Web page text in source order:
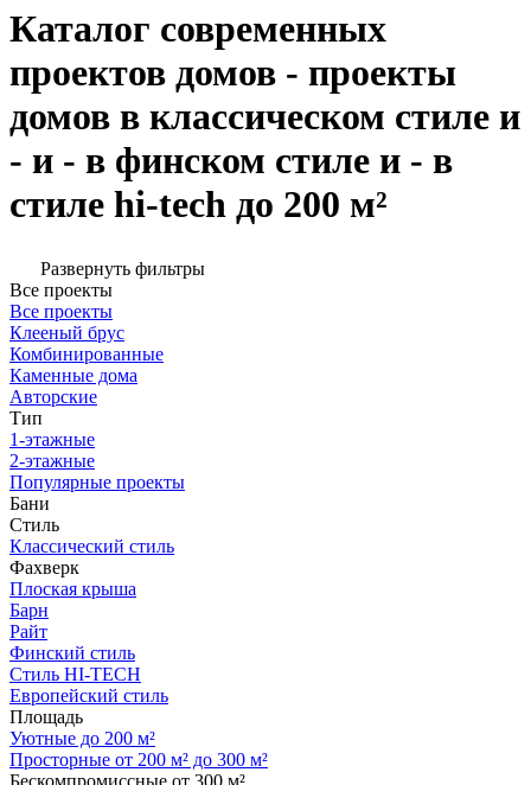
Каталог современных
проектов домов - проекты
домов в классическом стиле и
- и - в финском стиле и - в
стиле hi-tech до 200 м²
Развернуть фильтры
Все проекты
Все проекты
Клееный брус
Комбинированные
Каменные дома
Авторские
Тип
1-этажные
2-этажные
Популярные проекты
Бани
Стиль
Классический стиль
Фахверк
Плоская крыша
Барн
Райт
Финский стиль
Стиль HI-TECH
Европейский стиль
Площадь
Уютные до 200 м²
Просторные от 200 м² до 300 м²